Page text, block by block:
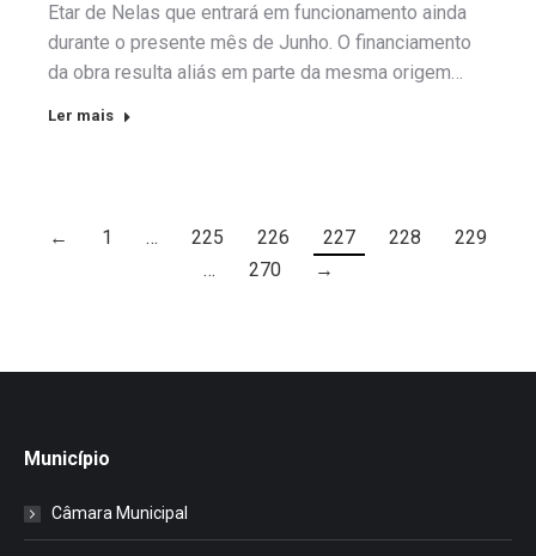
Etar de Nelas que entrará em funcionamento ainda
durante o presente mês de Junho. O financiamento
da obra resulta aliás em parte da mesma origem…
Ler mais
← 1 … 225 226 227 228
229
…
270 →
Município
Câmara Municipal